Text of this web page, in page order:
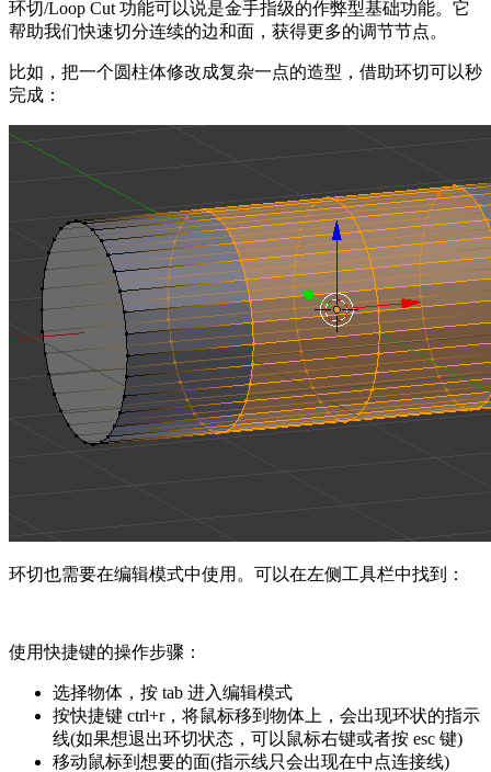
环切/Loop Cut 功能可以说是金手指级的作弊型基础功能。它
帮助我们快速切分连续的边和面，获得更多的调节节点。
比如，把一个圆柱体修改成复杂一点的造型，借助环切可以秒
完成：
环切也需要在编辑模式中使用。可以在左侧工具栏中找到：
使用快捷键的操作步骤：
选择物体，按 tab 进入编辑模式
按快捷键 ctrl+r，将鼠标移到物体上，会出现环状的指示
线(如果想退出环切状态，可以鼠标右键或者按 esc 键)
移动鼠标到想要的面(指示线只会出现在中点连接线)